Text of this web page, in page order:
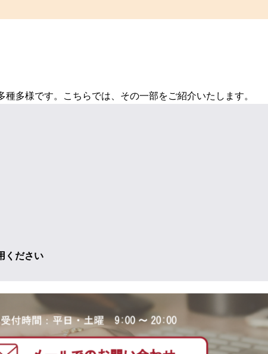
多様です。こちらでは、その一部をご紹介いたします。
ください